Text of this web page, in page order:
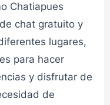
Chatiapues
chat gratuito y
lugares,
para hacer
y disfrutar de
de